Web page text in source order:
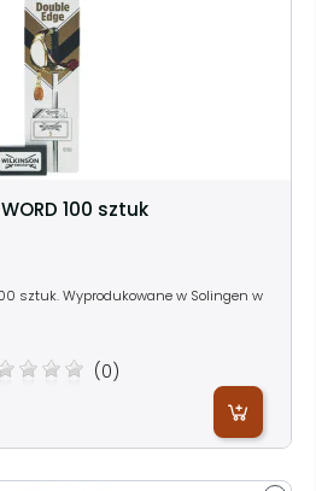
100 sztuk
sztuk. Wyprodukowane w Solingen w
(0)